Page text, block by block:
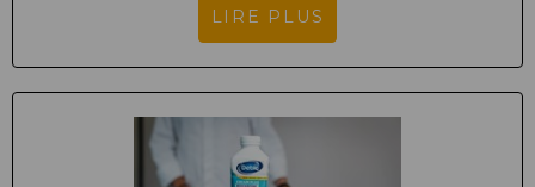
LIRE PLUS